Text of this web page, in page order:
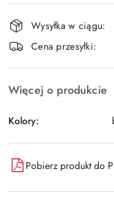
Dostępność
i
dostawa
Wysyłka w ciągu:
Cena przesyłki:
Więcej o produkcie
Kolory:
Pobierz produkt do